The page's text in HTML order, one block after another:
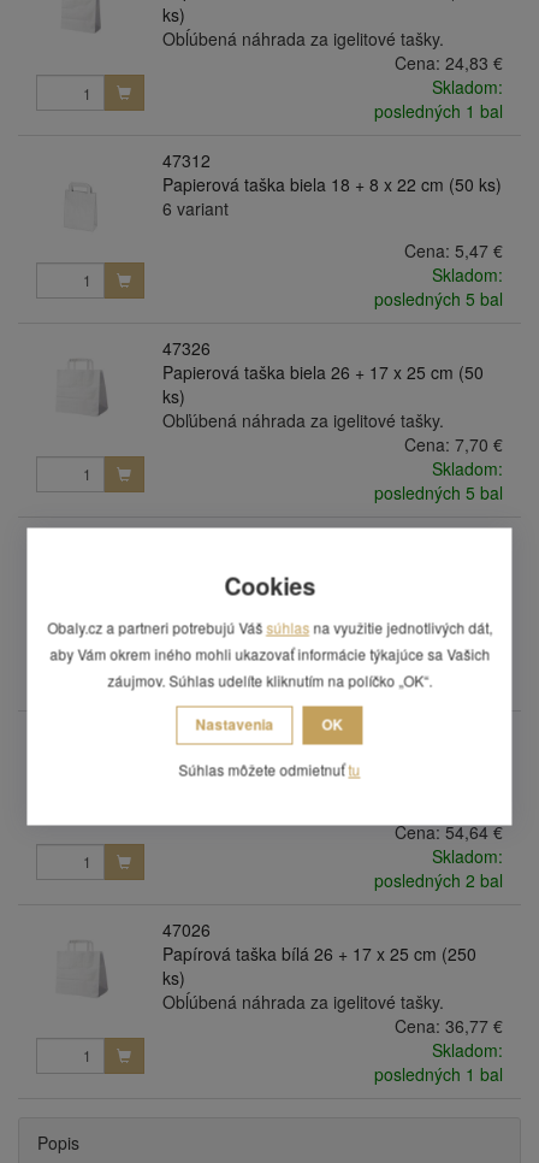
ks)
Obĺúbená náhrada za igelitové tašky.
Cena: 24,83 €
Skladom:
posledných 1 bal
47312
Papierová taška biela 18 + 8 x 22 cm (50 ks)
6 variant
Cena: 5,47 €
Skladom:
posledných 5 bal
47326
Papierová taška biela 26 + 17 x 25 cm (50
ks)
Obľúbená náhrada za igelitové tašky.
Cena: 7,70 €
Skladom:
posledných 5 bal
Cena:11,06 €
Skladom:
posledných 5 bal
47036
Papierová taška bílá 32 + 16 x 39 cm (250
ks)
Cena:54,64 €
Skladom:
posledných 2 bal
47026
Papírová taška bílá 26 + 17 x 25 cm (250
ks)
Obĺúbená náhrada za igelitové tašky.
Cena: 36,77 €
Skladom:
posledných 1 bal
Popis
Cookies
Obaly.cz a partneri potrebujú Vášsúhlas na využitie jednotlivých dát,
aby Vám okrem iného mohli ukazovať informácie týkajúce sa Vašich
záujmov. Súhlas udelíte kliknutím na políčko „OK“.
Nastavenia OK
Súhlas môžete odmietnuťtu